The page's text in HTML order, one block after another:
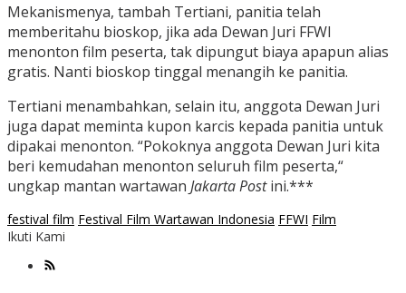
Mekanismenya, tambah Tertiani, panitia telah
memberitahu bioskop, jika ada Dewan Juri FFWI
menonton film peserta, tak dipungut biaya apapun alias
gratis. Nanti bioskop tinggal menangih ke panitia.
Tertiani menambahkan, selain itu, anggota Dewan Juri
juga dapat meminta kupon karcis kepada panitia untuk
dipakai menonton. “Pokoknya anggota Dewan Juri kita
beri kemudahan menonton seluruh film peserta,“
ungkap mantan wartawan Jakarta Postini.***
festival film Festival Film Wartawan Indonesia FFWI Film
Ikuti Kami